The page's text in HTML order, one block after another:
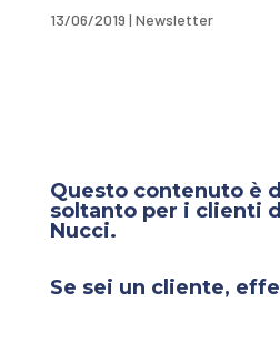
13/06/2019 | Newsletter
Questo contenuto è
soltanto per i clienti
Nucci.
Se sei un cliente,